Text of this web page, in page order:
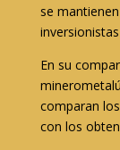
se
En su
comparan
con los